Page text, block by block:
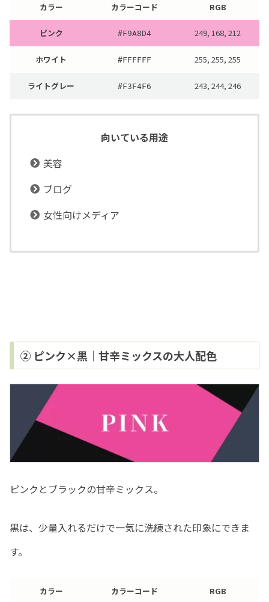
カラー カラーコード RGB
ピンク #F9A8D4 249, 168, 212
ホワイト #FFFFFF 255, 255, 255
ライトグレー #F3F4F6 243, 244, 246
向いている用途
美容
ブログ
女性向けメディア
② ピンク×黒｜甘辛ミックスの大人配色
ピンクとブラックの甘辛ミックス。
黒は、少量入れるだけで一気に洗練された印象にできま
す。
カラー カラーコード RGB